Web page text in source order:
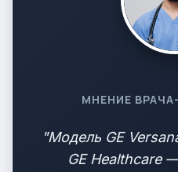
МНЕНИЕ
"Модель GE
GE Healthcare